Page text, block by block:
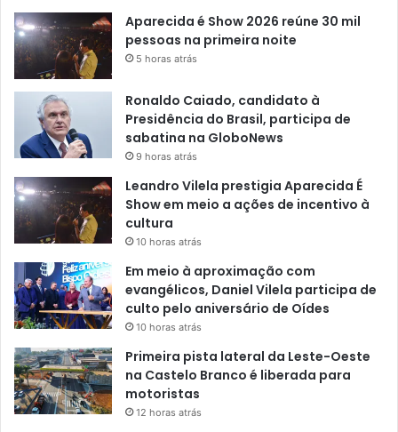
Aparecida é Show 2026 reúne 30 mil
pessoas na primeira noite
5 horas atrás
Ronaldo Caiado, candidato à
Presidência do Brasil, participa de
sabatina na GloboNews
9 horas atrás
Leandro Vilela prestigia Aparecida É
Show em meio a ações de incentivo à
cultura
10 horas atrás
Em meio à aproximação com
evangélicos, Daniel Vilela participa de
culto pelo aniversário de Oídes
10 horas atrás
Primeira pista lateral da Leste-Oeste
na Castelo Branco é liberada para
motoristas
12 horas atrás